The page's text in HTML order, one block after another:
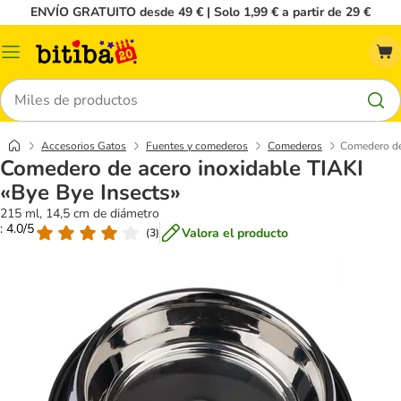
ENVÍO GRATUITO desde 49 € | Solo 1,99 € a partir de 29 €
Menú
Buscar
Accesorios Gatos Fuentes y comederos Comederos Comedero
Comedero de acero inoxidable TIAKI
«Bye Bye Insects»
215 ml, 14,5 cm de diámetro
: 4.0/5
(3) Valora el producto